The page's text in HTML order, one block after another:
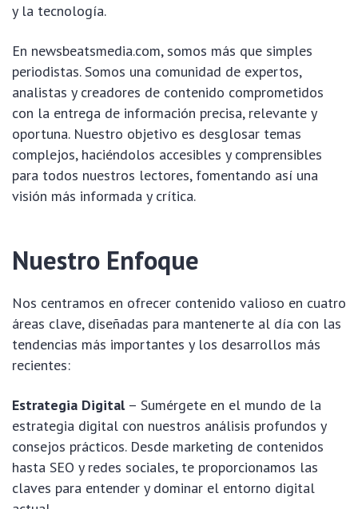
y la tecnología.
En newsbeatsmedia.com, somos más que simples
periodistas. Somos una comunidad de expertos,
analistas y creadores de contenido comprometidos
con la entrega de información precisa, relevante y
oportuna. Nuestro objetivo es desglosar temas
complejos, haciéndolos accesibles y comprensibles
para todos nuestros lectores, fomentando así una
visión más informada y crítica.
Nuestro Enfoque
Nos centramos en ofrecer contenido valioso en cuatro
áreas clave, diseñadas para mantenerte al día con las
tendencias más importantes y los desarrollos más
recientes:
Estrategia Digital– Sumérgete en el mundo de la
estrategia digital con nuestros análisis profundos y
consejos prácticos. Desde marketing de contenidos
hasta SEO y redes sociales, te proporcionamos las
claves para entender y dominar el entorno digital